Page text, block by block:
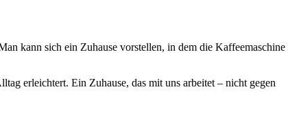
kann sich ein Zuhause vorstellen, in dem die Kaffeemaschine
erleichtert. Ein Zuhause, das mit uns arbeitet – nicht gegen